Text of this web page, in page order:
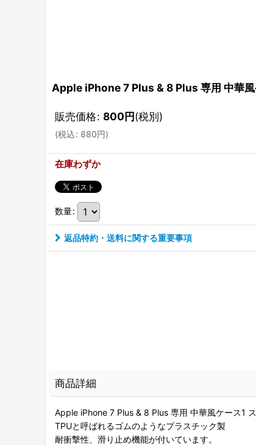
Apple iPhone 7 Plus & 8 Plus 専用 中華風
販売価格: 800円(税別)
(税込: 880円)
在庫わずか
数量:
返品特約・送料に関する重要事項
商品詳細
Apple iPhone 7 Plus & 8 Plus 専用 中華風ケース1
TPUと呼ばれるゴムのようなプラスチック製
耐衝撃性、滑り止め機能が付いています。